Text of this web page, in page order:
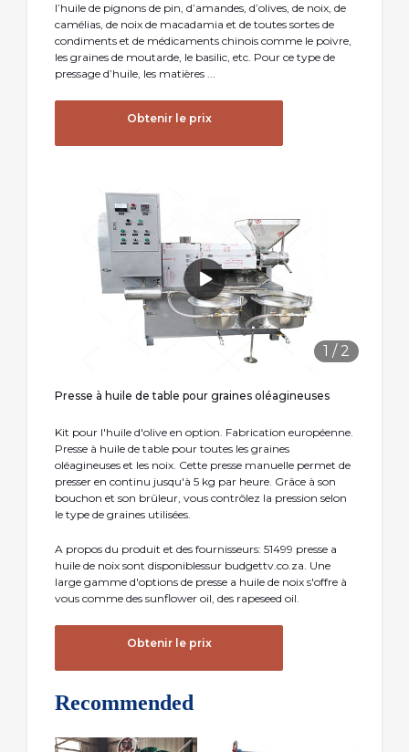
l’huile de pignons de pin, d’amandes, d’olives, de noix, de
camélias, de noix de macadamia et de toutes sortes de
condiments et de médicaments chinois comme le poivre,
les graines de moutarde, le basilic, etc. Pour ce type de
pressage d’huile, les matières ...
Obtenir le prix
1 / 2
Presse à huile de table pour graines oléagineuses
Kit pour l'huile d'olive en option. Fabrication européenne.
Presse à huile de table pour toutes les graines
oléagineuses et les noix. Cette presse manuelle permet de
presser en continu jusqu'à 5 kg par heure. Grâce à son
bouchon et son brûleur, vous contrôlez la pression selon
le type de graines utilisées.
A propos du produit et des fournisseurs: 51499 presse a
huile de noix sont disponiblessur budgettv.co.za. Une
large gamme d'options de presse a huile de noix s'offre à
vous comme des sunflower oil, des rapeseed oil.
Obtenir le prix
Recommended